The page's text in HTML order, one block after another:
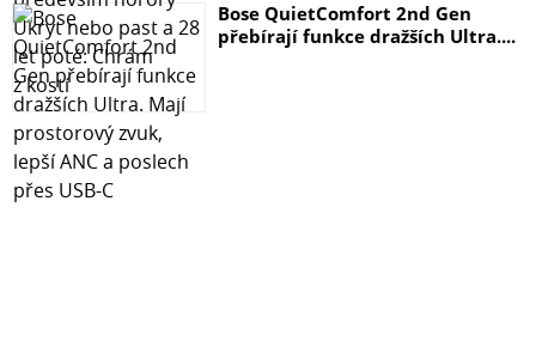
Bose QuietComfort 2nd Gen
přebírají funkce dražších Ultra....